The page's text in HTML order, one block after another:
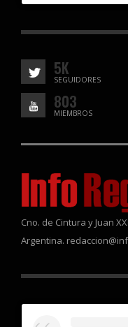
5K
SEGUIDORES
803
MIEMBROS
Cno. de Cintura y Juan
Argentina.